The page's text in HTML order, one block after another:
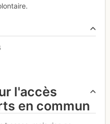
l'accès
en commun